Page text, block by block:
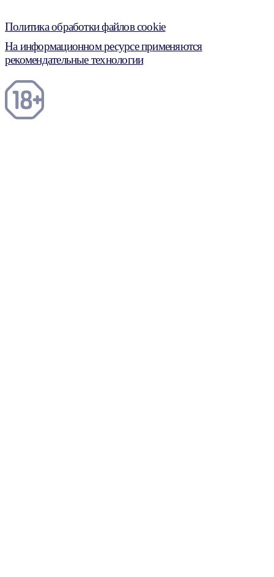
Политика обработки файлов cookie
На информационном ресурсе применяются
рекомендательные технологии